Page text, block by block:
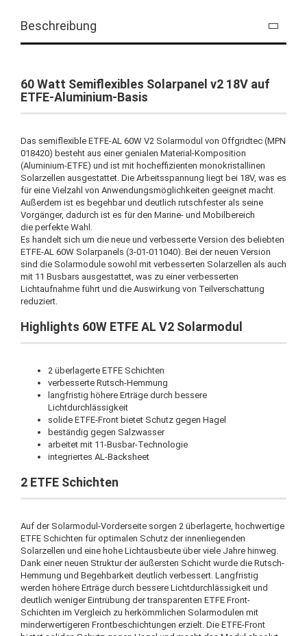
Beschreibung
60 Watt Semiflexibles Solarpanel v2 18V auf
ETFE-Aluminium-Basis
Das semiflexible ETFE-AL 60W V2 Solarmodul von Offgridtec (MPN
018420) besteht aus einer genialen Material-Komposition
(Aluminium-ETFE) und ist mit hocheffizienten monokristallinen
Solarzellen ausgestattet. Die Arbeitsspannung liegt bei 18V, was es
für eine Vielzahl von Anwendungsmöglichkeiten geeignet macht.
Außerdem ist es begehbar und deutlich rutschfester als seine
Vorgänger, dadurch ist es für den Marine- und Mobilbereich
die perfekte Wahl.
Es handelt sich um die neue und verbesserte Version des beliebten
ETFE-AL 60W Solarpanels (3-01-011040). Bei der neuen Version
sind die Solarmodule sowohl mit verbesserten Solarzellen als auch
mit 11 Busbars ausgestattet, was zu einer verbesserten
Lichtaufnahme führt und die Auswirkung von Teilverschattung
reduziert.
Highlights 60W ETFE AL V2 Solarmodul
2 überlagerte ETFE Schichten
verbesserte Rutsch-Hemmung
langfristig höhere Erträge durch bessere
Lichtdurchlässigkeit
solide ETFE-Front bietet Schutz gegen Hagel
beständig gegen Salzwasser
arbeitet mit 11-Busbar-Technologie
integriertes AL-Backsheet
2 ETFE Schichten
Auf der Solarmodul-Vorderseite sorgen 2 überlagerte, hochwertige
ETFE Schichten für optimalen Schutz der innenliegenden
Solarzellen und eine hohe Lichtausbeute über viele Jahre hinweg.
Dank einer neuen Struktur der äußersten Schicht wurde die Rutsch-
Hemmung und Begehbarkeit deutlich verbessert. Langfristig
werden höhere Erträge durch bessere Lichtdurchlässigkeit und
deutlich weniger Eintrübung der transparenten ETFE Front-
Schichten im Vergleich zu herkömmlichen Solarmodulen mit
minderwertigeren Frontbeschichtungen erzielt. Die ETFE-Front